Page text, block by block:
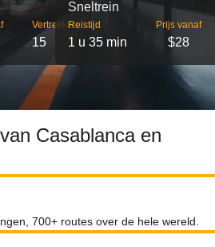
Vertrekken
15
Sneltrein
Reistijd
1 u 35 min
Prijs vanaf
$28
Casablanca en
700+ routes over de hele wereld.